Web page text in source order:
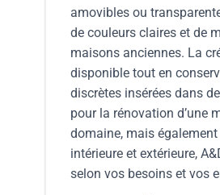
amovibles ou
de couleurs claires et de
maisons anciennes. La
disponible tout en
discrètes insérées dans
pour la rénovation d’une
domaine, mais
intérieure et extérieure,
selon vos besoins et vos